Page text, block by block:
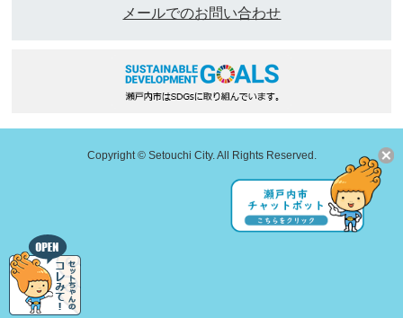
メールでのお問い合わせ
Copyright © Setouchi City. All Rights Reserved.